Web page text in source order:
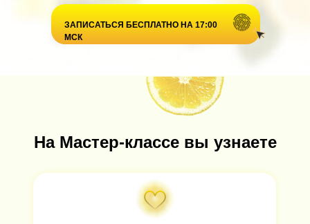
ЗАПИСАТЬСЯ БЕСПЛАТНО НА 17:00
МСК
На Мастер-классе вы узнаете